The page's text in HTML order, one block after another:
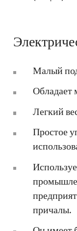
Малый
Легкий
Простое
причалы.